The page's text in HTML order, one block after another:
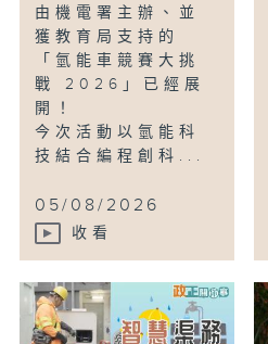
由機電署主辦、並
獲教育局支持的
「氫能車競賽大挑
戰 2026」已經展
開！
今次活動以氫能科
技結合編程創科...
05/08/2026
收看